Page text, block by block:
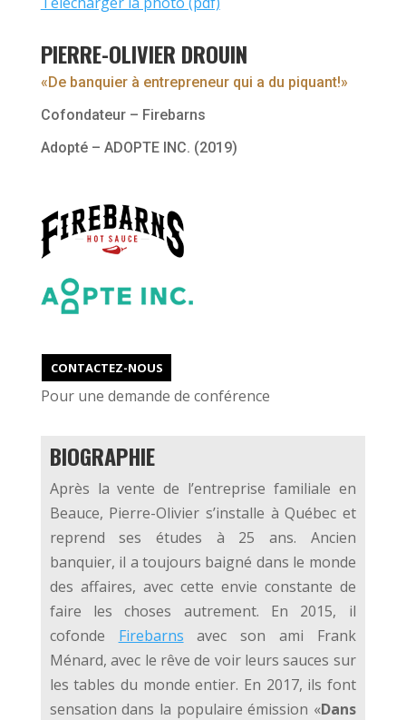
PIERRE-OLIVIER DROUIN
«De banquier à entrepreneur qui a du piquant!»
Cofondateur – Firebarns
Adopté – ADOPTE INC. (2019)
CONTACTEZ-NOUS
Pour une demande de conférence
BIOGRAPHIE
Après la vente de l’entreprise familiale en
Beauce, Pierre-Olivier s’installe à Québec et
reprend ses études à 25 ans. Ancien
banquier, il a toujours baigné dans le monde
des affaires, avec cette envie constante de
faire les choses autrement. En 2015, il
cofonde Firebarns avec son ami Frank
Ménard, avec le rêve de voir leurs sauces sur
les tables du monde entier. En 2017, ils font
sensation dans la populaire émission «Dans